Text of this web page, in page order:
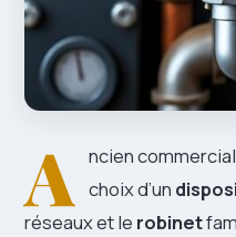
A ncien
choix d’un
réseaux et le robinet